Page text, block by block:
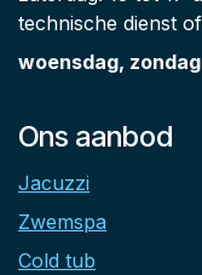
technische dienst
woensdag,
Ons aanbod
Jacuzzi
Zwemspa
Cold tub